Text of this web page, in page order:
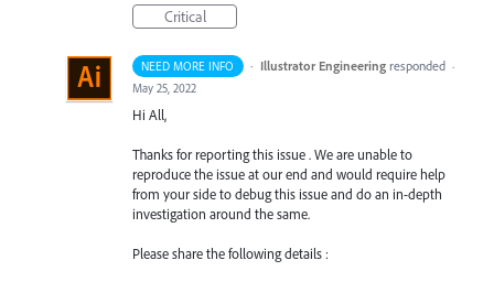
Critical
NEED MORE INFO · Illustrator Engineering responded ·
May 25, 2022
Hi All,
Thanks for reporting this issue . We are unable to
reproduce the issue at our end and would require help
from your side to debug this issue and do an in-depth
investigation around the same.
Please share the following details :